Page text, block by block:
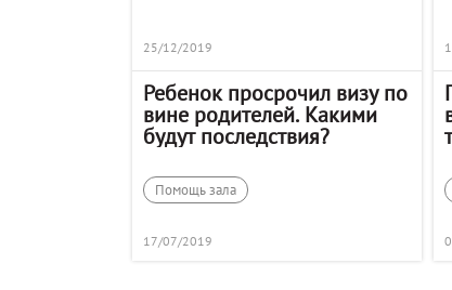
25/12/2019
Ребенок просрочил визу по
вине родителей. Какими
будут последствия?
Помощь зала
17/07/2019